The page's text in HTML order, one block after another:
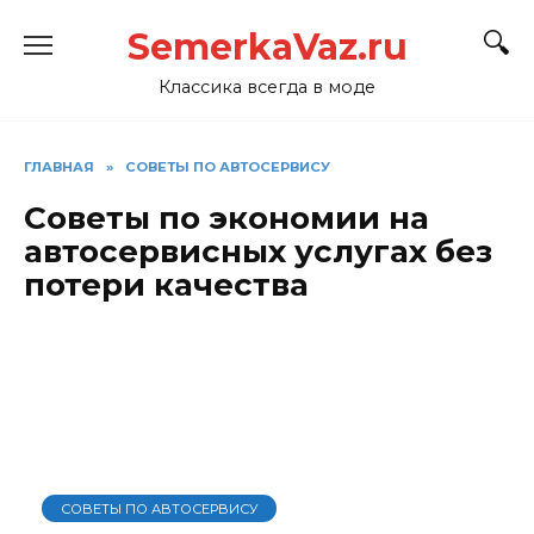
SemerkaVaz.ru
Классика всегда в моде
ГЛАВНАЯ » СОВЕТЫ ПО АВТОСЕРВИСУ
Советы по экономии на
автосервисных услугах без
потери качества
СОВЕТЫ ПО АВТОСЕРВИСУ